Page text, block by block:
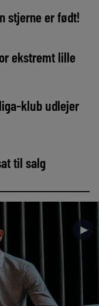
stjerne er født!
ekstremt lille
klub udlejer
til salg
►